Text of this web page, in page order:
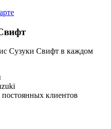
Сузуки Свифт в каждом
постоянных клиентов